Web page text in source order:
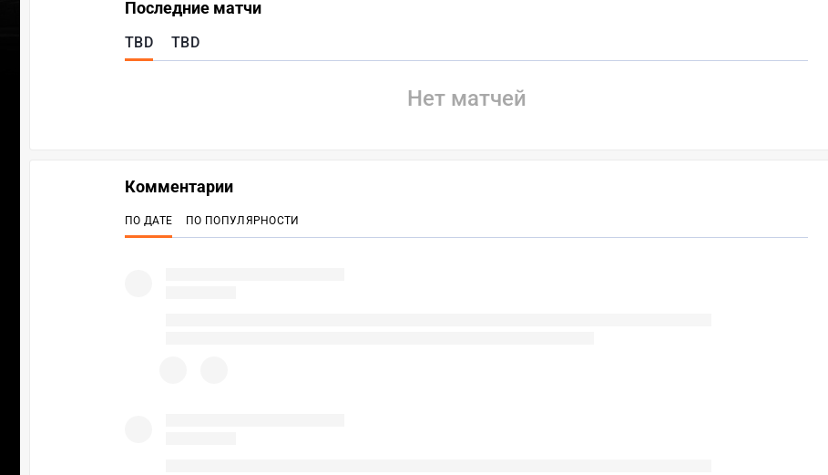
Последние матчи
TBD TBD
Нет матчей
Комментарии
ПО ДАТЕ ПО ПОПУЛЯРНОСТИ